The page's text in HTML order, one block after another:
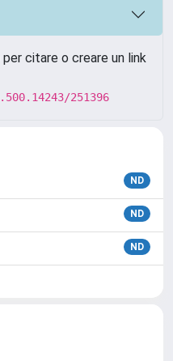
citare o creare un link
251396
ND
ND
ND